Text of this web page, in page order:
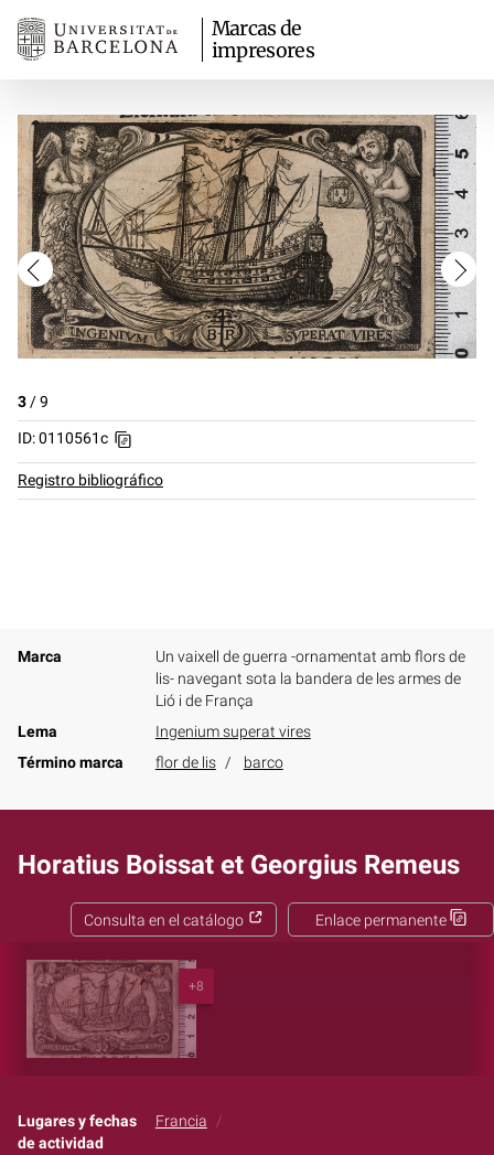
Marcas de
impresores
3/9
ID: 0110561c
Registro bibliográfico
Marca
Un vaixell de guerra -ornamentat amb flors de
lis- navegant sota la bandera de les armes de
Lió i de França
Lema
Ingenium superat vires
Término marca
flor de lis barco
Horatius Boissat et Georgius Remeus
Enlace permanente
Consulta en el catálogo
+8
Lugares y fechas
de actividad
Francia